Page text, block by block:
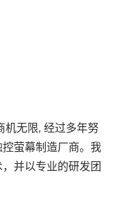
机无限, 经过多年努
萤幕制造厂商。我
并以专业的研发团